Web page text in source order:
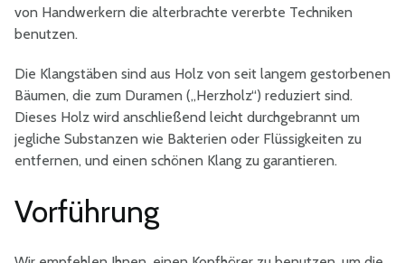
von Handwerkern die alterbrachte vererbte Techniken
benutzen.
Die Klangstäben sind aus Holz von seit langem gestorbenen
Bäumen, die zum Duramen („Herzholz“) reduziert sind.
Dieses Holz wird anschließend leicht durchgebrannt um
jegliche Substanzen wie Bakterien oder Flüssigkeiten zu
entfernen, und einen schönen Klang zu garantieren.
Vorführung